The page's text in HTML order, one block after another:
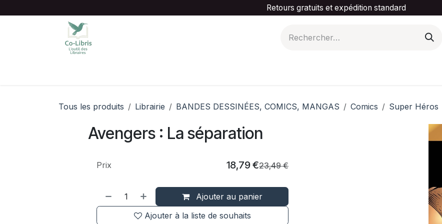
Retours gratuits et expédition standard
Tous les produits Librairie BANDES DESSINÉES, COMICS, MANGAS Comics Super Héros
Avengers : La séparation
Ajouter au panier
Ajouter à la liste de souhaits
Prix 18,79€23,49€